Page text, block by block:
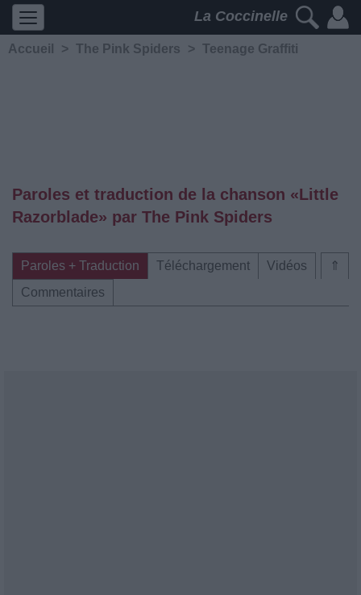
La Coccinelle
Accueil > The Pink Spiders > Teenage Graffiti
Paroles et traduction de la chanson «Little
Razorblade» par The Pink Spiders
⇑
Paroles + Traduction Téléchargement
Vidéos
Commentaires